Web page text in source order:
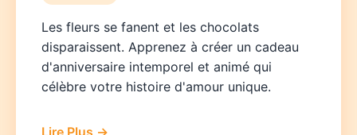
Les fleurs se fanent et les chocolats
disparaissent. Apprenez à créer un cadeau
d'anniversaire intemporel et animé qui
célèbre votre histoire d'amour unique.
Lire Plus →